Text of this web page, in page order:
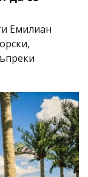
Емилиан